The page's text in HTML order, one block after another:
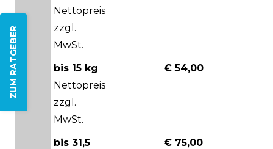
ZUM RATGEBER
Nettopreis
zzgl.
MwSt.
bis 15 kg
Nettopreis
zzgl.
MwSt.
€ 54,00
bis 31,5
€ 75,00